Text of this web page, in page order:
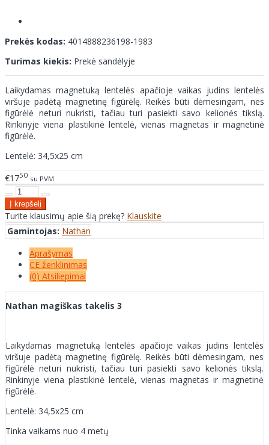
Prekės kodas: 4014888236198-1983
Turimas kiekis: Prekė sandėlyje
Laikydamas magnetuką lentelės apačioje vaikas judins lentelės
viršuje padėtą magnetinę figūrėlę. Reikės būti dėmesingam, nes
figūrėlė neturi nukristi, tačiau turi pasiekti savo kelionės tikslą.
Rinkinyje viena plastikinė lentelė, vienas magnetas ir magnetinė
figūrėlė.
Lentelė: 34,5x25 cm
€1750 su PVM
Turite klausimų apie šią prekę? Klauskite
Gamintojas: Nathan
Aprašymas
CE ženklinimas
(0) Atsiliepimai
Nathan magiškas takelis 3
Laikydamas magnetuką lentelės apačioje vaikas judins lentelės
viršuje padėtą magnetinę figūrėlę. Reikės būti dėmesingam, nes
figūrėlė neturi nukristi, tačiau turi pasiekti savo kelionės tikslą.
Rinkinyje viena plastikinė lentelė, vienas magnetas ir magnetinė
figūrėlė.
Lentelė: 34,5x25 cm
Tinka vaikams nuo 4 metų